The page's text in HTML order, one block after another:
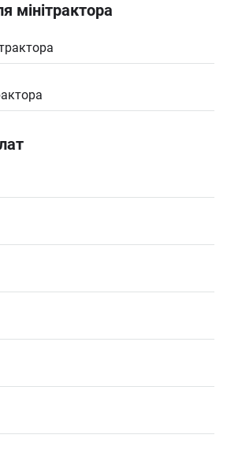
мінітрактора